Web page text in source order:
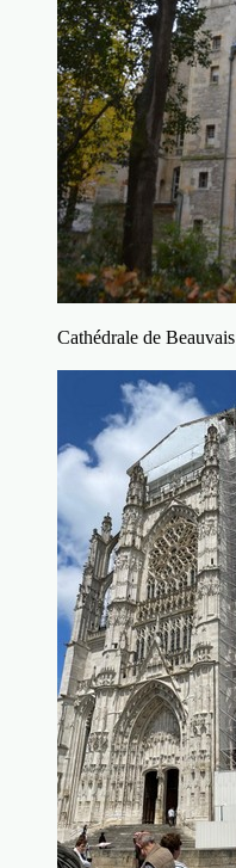
Cathédrale de Beauvais